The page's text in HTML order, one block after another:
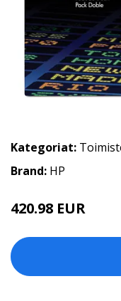
Kategoriat:
Brand: HP
420.98 EUR